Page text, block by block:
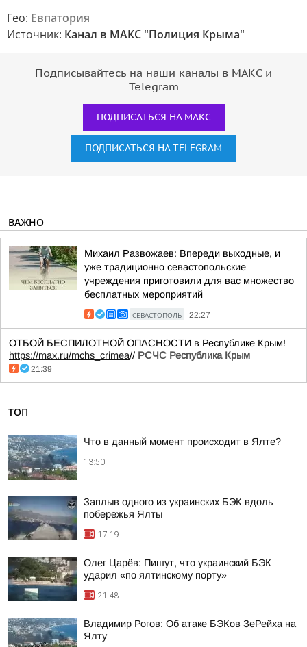
Гео: Евпатория
Источник: Канал в МАКС "Полиция Крыма"
Подписывайтесь на наши каналы в МАКС и
Telegram
ПОДПИСАТЬСЯ НА МАКС
ПОДПИСАТЬСЯ НА TELEGRAM
ВАЖНО
Михаил Развожаев: Впереди выходные, и
уже традиционно севастопольские
учреждения приготовили для вас множество
бесплатных мероприятий
СЕВАСТОПОЛЬ 22:27
ОТБОЙ БЕСПИЛОТНОЙ ОПАСНОСТИ в Республике Крым!
https://max.ru/mchs_crimea// РСЧС Республика Крым
21:39
ТОП
Что в данный момент происходит в Ялте?
13:50
Заплыв одного из украинских БЭК вдоль
побережья Ялты
17:19
Олег Царёв: Пишут, что украинский БЭК
ударил «по ялтинскому порту»
21:48
Владимир Рогов: Об атаке БЭКов ЗеРейха на
Ялту